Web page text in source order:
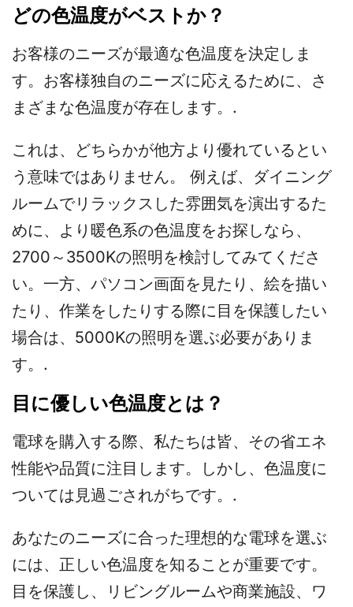
どの色温度がベストか？
お客様のニーズが最適な色温度を決定しま
す。お客様独自のニーズに応えるために、さ
まざまな色温度が存在します。.
これは、どちらかが他方より優れているとい
う意味ではありません。 例えば、ダイニング
ルームでリラックスした雰囲気を演出するた
めに、より暖色系の色温度をお探しなら、
2700～3500Kの照明を検討してみてくださ
い。一方、パソコン画面を見たり、絵を描い
たり、作業をしたりする際に目を保護したい
場合は、5000Kの照明を選ぶ必要がありま
す。.
目に優しい色温度とは？
電球を購入する際、私たちは皆、その省エネ
性能や品質に注目します。しかし、色温度に
ついては見過ごされがちです。.
あなたのニーズに合った理想的な電球を選ぶ
には、正しい色温度を知ることが重要です。
目を保護し、リビングルームや商業施設、ワ